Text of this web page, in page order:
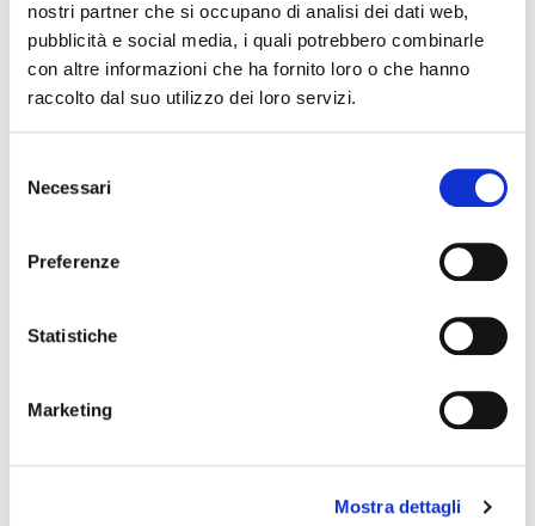
nostri partner che si occupano di analisi dei dati web,
pubblicità e social media, i quali potrebbero combinarle
con altre informazioni che ha fornito loro o che hanno
raccolto dal suo utilizzo dei loro servizi.
delNecessari
Preferenze
Statistiche
Marketing
Mostra dettagli
Prodigi – Spettacolo e cultura – Teatro Nuovo
Number 23 – Vita e splendori di Michael Jordan –